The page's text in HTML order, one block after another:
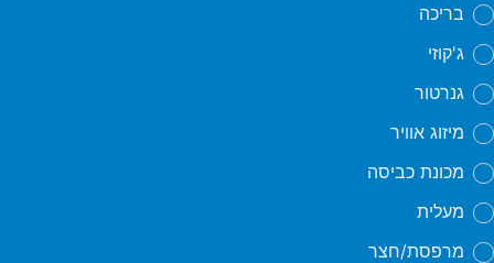
בריכה
ג'קוזי
גנרטור
מיזוג אוויר
מכונת כביסה
מעלית
מרפסת/חצר